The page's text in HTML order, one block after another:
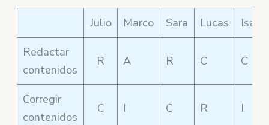
Julio Marco Sara Lucas
Redactar
contenidos
R A R C C
Corregir
contenidos
C I C R I